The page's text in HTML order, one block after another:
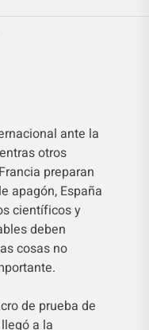
ante la
otros
preparan
apagón, España
científicos y
deben
cosas no
de prueba de
a la